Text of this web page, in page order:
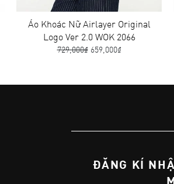
Áo Khoác Nữ Airlayer Original
Logo Ver 2.0 WOK 2066
729,000₫ 659,000₫
ĐĂNG KÍ